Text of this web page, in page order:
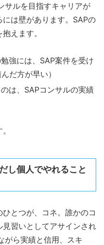
サルを目指すキャリアが
は壁があります。SAPの
えます。
強には、SAP案件を受け
だ方が早い）
は、SAPコンサルの実績
し個人でやれること
とつが、コネ。誰かのコ
習いとしてアサインされ
がら実績と信用、スキ